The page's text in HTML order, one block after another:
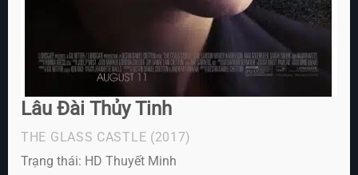
Lâu Đài Thủy Tinh
THE GLASS CASTLE (2017)
Trạng thái: HD Thuyết Minh